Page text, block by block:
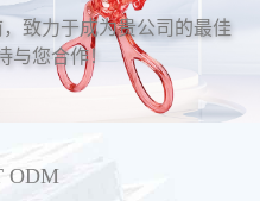
致力于成为贵公司的最佳
与您合作！
ODM